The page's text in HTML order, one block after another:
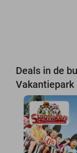
Deals in de
Vakantiepark